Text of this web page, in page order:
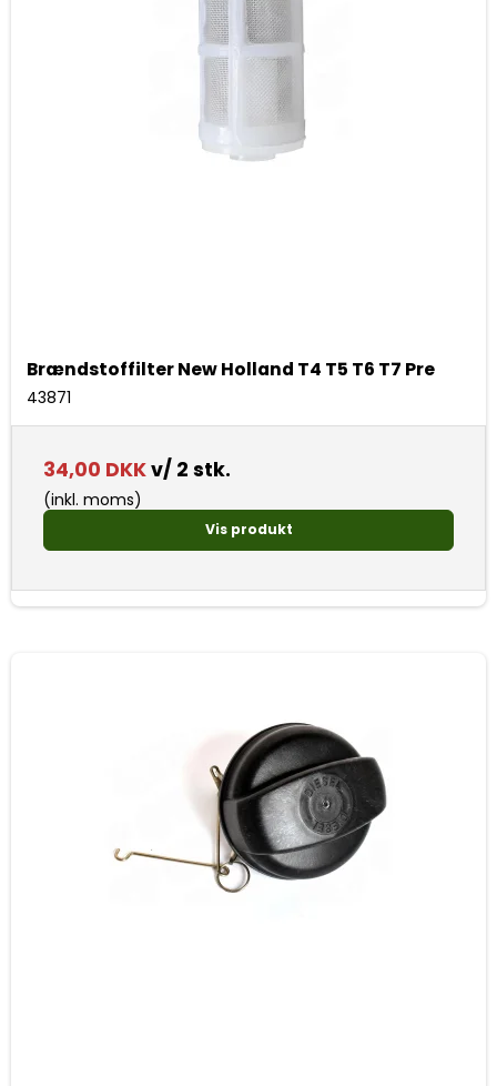
Brændstoffilter New Holland T4 T5 T6 T7 Pre
43871
34,00 DKKv/ 2 stk.
(inkl. moms)
Vis produkt